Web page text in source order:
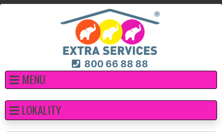
800 66 88 88
MENU
LOKALITY